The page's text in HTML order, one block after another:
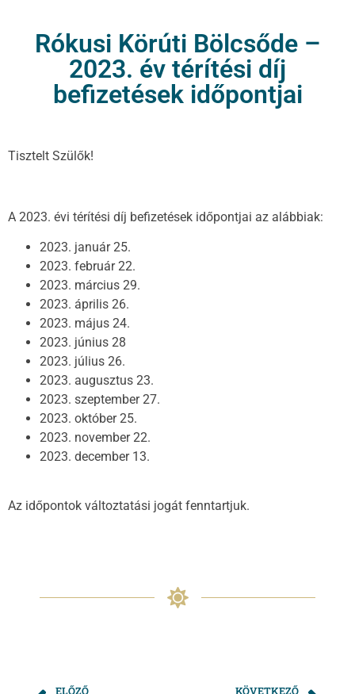
Rókusi Körúti Bölcsőde –
2023. év térítési díj
befizetések időpontjai
Tisztelt Szülők!
A 2023. évi térítési díj befizetések időpontjai az alábbiak:
2023. január 25.
2023. február 22.
2023. március 29.
2023. április 26.
2023. május 24.
2023. június 28
2023. július 26.
2023. augusztus 23.
2023. szeptember 27.
2023. október 25.
2023. november 22.
2023. december 13.
Az időpontok változtatási jogát fenntartjuk.
ELŐZŐ KÖVETKEZŐ